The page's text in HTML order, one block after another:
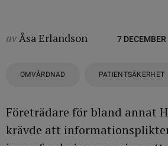
avÅsa Erlandson 7
OMVÅRDNAD PATIENTSÄKERHET
Företrädare för bland annat
krävde att